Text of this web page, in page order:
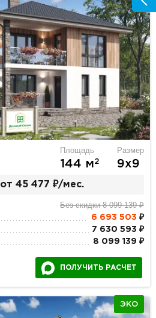
Площадь
144 м2
Размер
9х9
от 45 477 ₽/мес.
Без скидки 8 099 139 ₽
6 693 503 ₽
7 630 593 ₽
8 099 139 ₽
ПОЛУЧИТЬ РАСЧЕТ
ЭКО